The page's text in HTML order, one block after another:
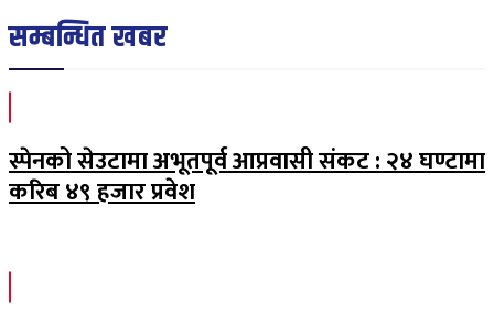
सम्बन्धित खबर
स्पेनको सेउटामा अभूतपूर्व आप्रवासी संकट : २४ घण्टामा
करिब ४९ हजार प्रवेश